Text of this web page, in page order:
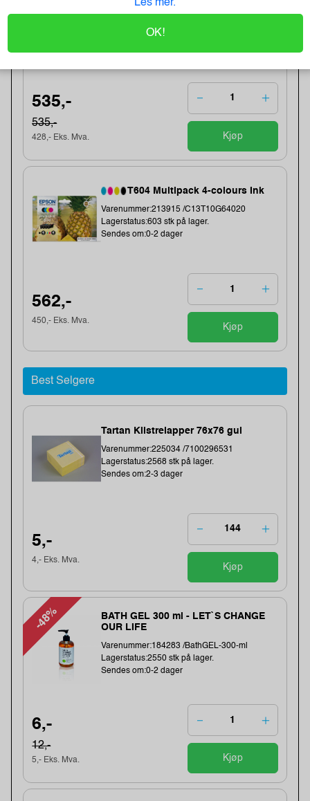
Varenummer:232867 /
Sendes om:0-2 dager
535,-
535,-
428,- Eks. Mva. Kjøp
T604 Multipack 4-colours Ink
Varenummer:213915 /C13T10G64020
Lagerstatus:603 stk på lager.
Sendes om:0-2 dager
562,-
450,- Eks. Mva.
Kjøp
Best Selgere
Tartan Klistrelapper 76x76 gul
Varenummer:225034 /7100296531
Lagerstatus:2568 stk på lager.
Sendes om:2-3 dager
5,-
4,- Eks. Mva.
Kjøp
-48%
BATH GEL 300 ml - LET`S CHANGE
OUR LIFE
Varenummer:184283 /BathGEL-300-ml
Lagerstatus:2550 stk på lager.
Sendes om:0-2 dager
6,-
12,-
5,- Eks. Mva. Kjøp
Les mer.
OK!